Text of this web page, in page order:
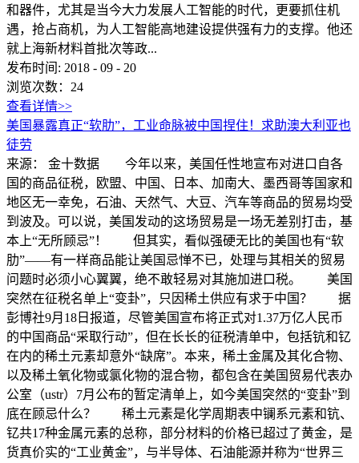
和器件，尤其是当今大力发展人工智能的时代，更要抓住机
遇，抢占商机，为人工智能高地建设提供强有力的支撑。他还
就上海新材料首批次等政...
发布时间: 2018 - 09 - 20
浏览次数： 24
查看详情>>
美国暴露真正“软肋”，工业命脉被中国捏住！求助澳大利亚也
徒劳
来源： 金十数据 今年以来，美国任性地宣布对进口自各
国的商品征税，欧盟、中国、日本、加南大、墨西哥等国家和
地区无一幸免，石油、天然气、大豆、汽车等商品的贸易均受
到波及。可以说，美国发动的这场贸易是一场无差别打击，基
本上“无所顾忌”！ 但其实，看似强硬无比的美国也有“软
肋”——有一样商品能让美国忌惮不已，处理与其相关的贸易
问题时必须小心翼翼，绝不敢轻易对其施加进口税。 美国
突然在征税名单上“变卦”，只因稀土供应有求于中国？ 据
彭博社9月18日报道，尽管美国宣布将正式对1.37万亿人民币
的中国商品“采取行动”，但在长长的征税清单中，包括钪和钇
在内的稀土元素却意外“缺席”。本来，稀土金属及其化合物、
以及稀土氧化物或氯化物的混合物，都包含在美国贸易代表办
公室（ustr）7月公布的暂定清单上，如今美国突然的“变卦”到
底在顾忌什么？ 稀土元素是化学周期表中镧系元素和钪、
钇共17种金属元素的总称，部分材料的价格已超过了黄金，是
货真价实的“工业黄金”，与半导体、石油能源并称为“世界三